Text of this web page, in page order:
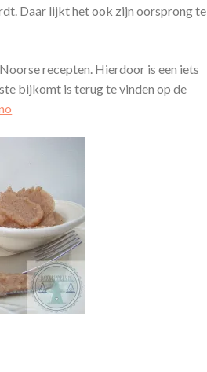
Daar lijkt het ook zijn oorsprong te
recepten. Hierdoor is een iets
bijkomt is terug te vinden op de